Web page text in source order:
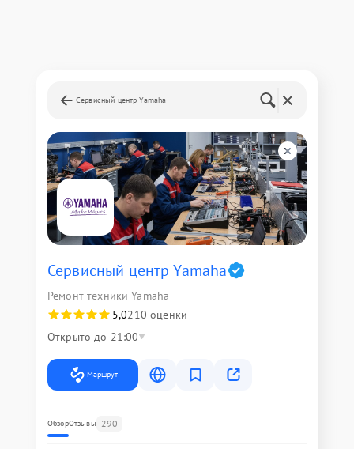
Сервисный центр Yamaha
Сервисный центр Yamaha
Ремонт техники Yamaha
5,0210 оценки
Открыто до 21:00
Маршрут
ОбзорОтзывы 290